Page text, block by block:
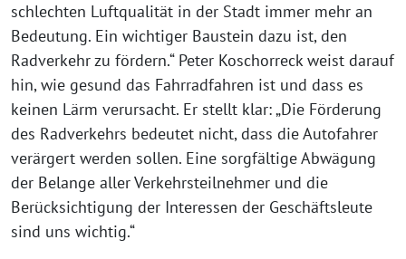
schlechten Luftqualität in der Stadt immer mehr an
Bedeutung. Ein wichtiger Baustein dazu ist, den
Radverkehr zu fördern.“ Peter Koschorreck weist darauf
hin, wie gesund das Fahrradfahren ist und dass es
keinen Lärm verursacht. Er stellt klar: „Die Förderung
des Radverkehrs bedeutet nicht, dass die Autofahrer
verärgert werden sollen. Eine sorgfältige Abwägung
der Belange aller Verkehrsteilnehmer und die
Berücksichtigung der Interessen der Geschäftsleute
sind uns wichtig.“